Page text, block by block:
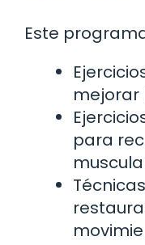
Este
mejorar
para